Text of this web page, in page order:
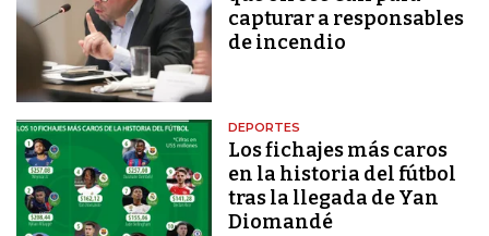
capturar a responsables
de incendio
DEPORTES
Los fichajes más caros
en la historia del fútbol
tras la llegada de Yan
Diomandé